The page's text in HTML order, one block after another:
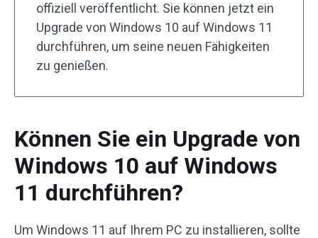
offiziell veröffentlicht. Sie können jetzt ein
Upgrade von Windows 10 auf Windows 11
durchführen, um seine neuen Fähigkeiten
zu genießen.
Können Sie ein Upgrade von
Windows 10 auf Windows
11 durchführen?
Um Windows 11 auf Ihrem PC zu installieren, sollte